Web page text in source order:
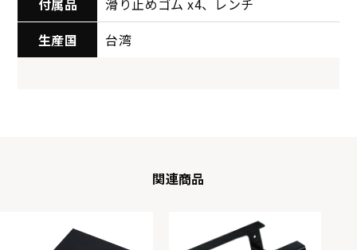
付属品
滑り止めゴム x4、レンチ
生産国
台湾
関連商品